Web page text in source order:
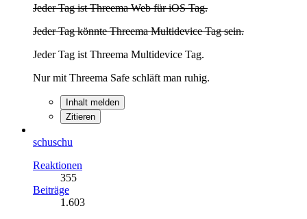
Jeder Tag ist Threema Web für iOS Tag.
Jeder Tag könnte Threema Multidevice Tag sein.
Jeder Tag ist Threema Multidevice Tag.
Nur mit Threema Safe schläft man ruhig.
Inhalt melden
Zitieren
schuschu
Reaktionen
355
Beiträge
1.603